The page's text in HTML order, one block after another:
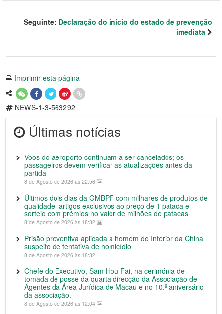
Seguinte: Declaração do início do estado de prevenção
imediata
Imprimir esta página
NEWS-1-3-563292
Últimas notícias
Voos do aeroporto continuam a ser cancelados; os
passageiros devem verificar as atualizações antes da
partida
8 de Agosto de 2026 às 22:56
Últimos dois dias da GMBPF com milhares de produtos de
qualidade, artigos exclusivos ao preço de 1 pataca e
sorteio com prémios no valor de milhões de patacas
8 de Agosto de 2026 às 18:32
Prisão preventiva aplicada a homem do Interior da China
suspeito de tentativa de homicídio
8 de Agosto de 2026 às 18:32
Chefe do Executivo, Sam Hou Fai, na cerimónia de
tomada de posse da quarta direcção da Associação de
Agentes da Área Jurídica de Macau e no 10.º aniversário
da associação.
8 de Agosto de 2026 às 12:04